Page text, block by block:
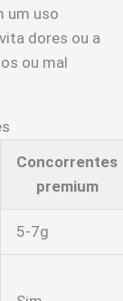
um uso
dores ou a
ou mal
Concorrentes
premium
5-7g